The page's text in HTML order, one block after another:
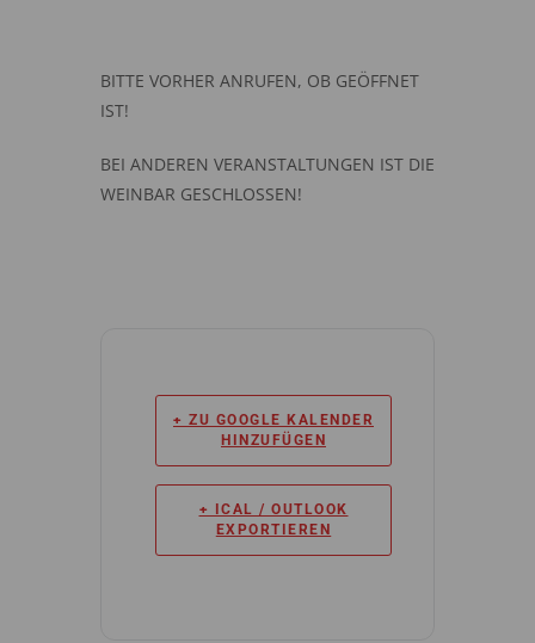
BITTE VORHER ANRUFEN, OB GEÖFFNET
IST!
BEI ANDEREN VERANSTALTUNGEN IST DIE
WEINBAR GESCHLOSSEN!
+ ZU GOOGLE KALENDER
HINZUFÜGEN
+ ICAL / OUTLOOK
EXPORTIEREN